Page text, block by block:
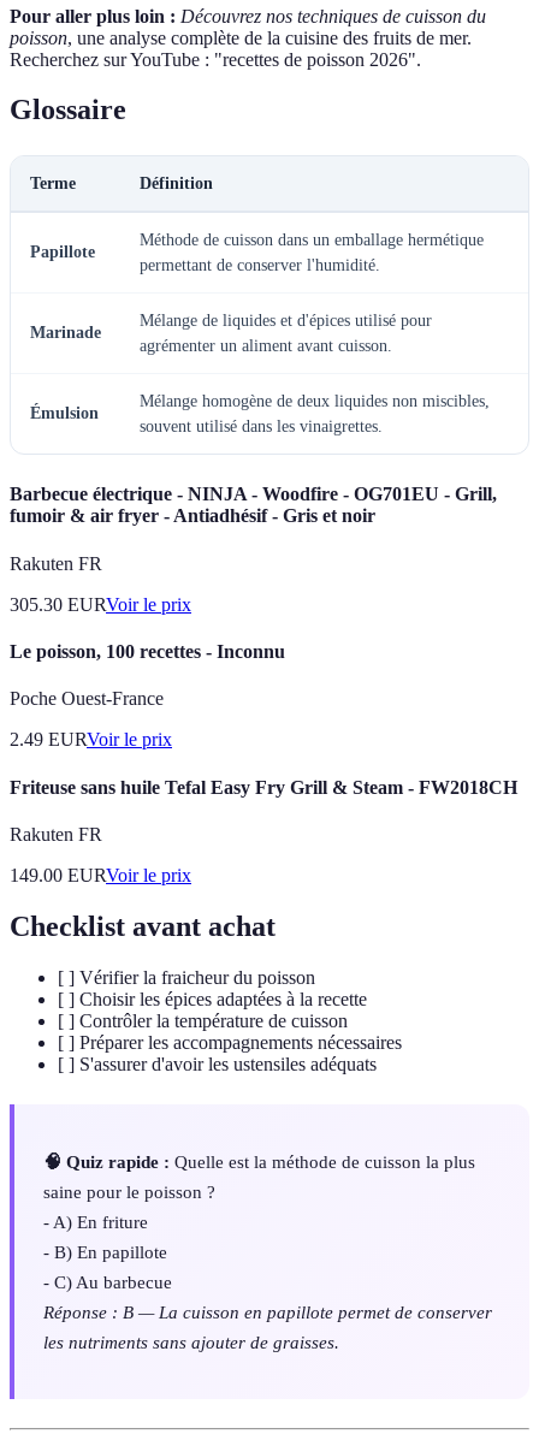
Pour aller plus loin : Découvrez nos techniques de cuisson du
poisson, une analyse complète de la cuisine des fruits de mer.
Recherchez sur YouTube : "recettes de poisson 2026".
Glossaire
Terme Définition
Papillote
Méthode de cuisson dans un emballage hermétique
permettant de conserver l'humidité.
Marinade
Mélange de liquides et d'épices utilisé pour
agrémenter un aliment avant cuisson.
Émulsion
Mélange homogène de deux liquides non miscibles,
souvent utilisé dans les vinaigrettes.
Barbecue électrique - NINJA - Woodfire - OG701EU - Grill,
fumoir & air fryer - Antiadhésif - Gris et noir
Rakuten FR
305.30 EURVoir le prix
Le poisson, 100 recettes - Inconnu
Poche Ouest-France
2.49 EURVoir le prix
Friteuse sans huile Tefal Easy Fry Grill & Steam - FW2018CH
Rakuten FR
149.00 EURVoir le prix
Checklist avant achat
[ ] Vérifier la fraicheur du poisson
[ ] Choisir les épices adaptées à la recette
[ ] Contrôler la température de cuisson
[ ] Préparer les accompagnements nécessaires
[ ] S'assurer d'avoir les ustensiles adéquats
🧠 Quiz rapide : Quelle est la méthode de cuisson la plus
saine pour le poisson ?
- A) En friture
- B) En papillote
- C) Au barbecue
Réponse : B — La cuisson en papillote permet de conserver
les nutriments sans ajouter de graisses.